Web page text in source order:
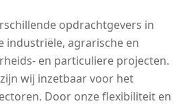
opdrachtgevers in
industriële, agrarische en
en particuliere projecten.
wij inzetbaar voor het
Door onze flexibiliteit en